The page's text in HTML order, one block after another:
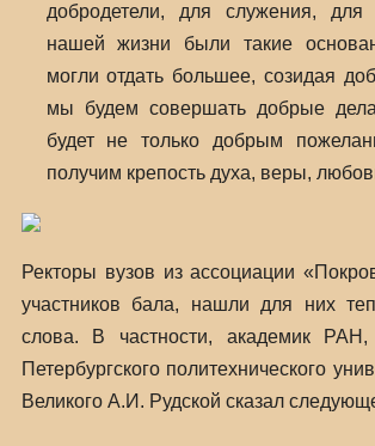
добродетели, для служения,
нашей жизни были такие
могли отдать большее, созидая
мы будем совершать добрые
будет не только добрым
получим крепость духа, веры,
Ректоры вузов из ассоциации
участников бала, нашли для них
слова. В частности, академик РАН,
Петербургского политехнического
Великого А.И. Рудской сказал